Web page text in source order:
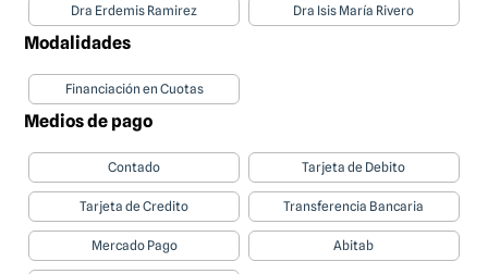
Dra Erdemis Ramirez Dra Isis María Rivero
Modalidades
Financiación en Cuotas
Medios de pago
Contado Tarjeta de Debito
Tarjeta de Credito Transferencia Bancaria
Mercado Pago Abitab